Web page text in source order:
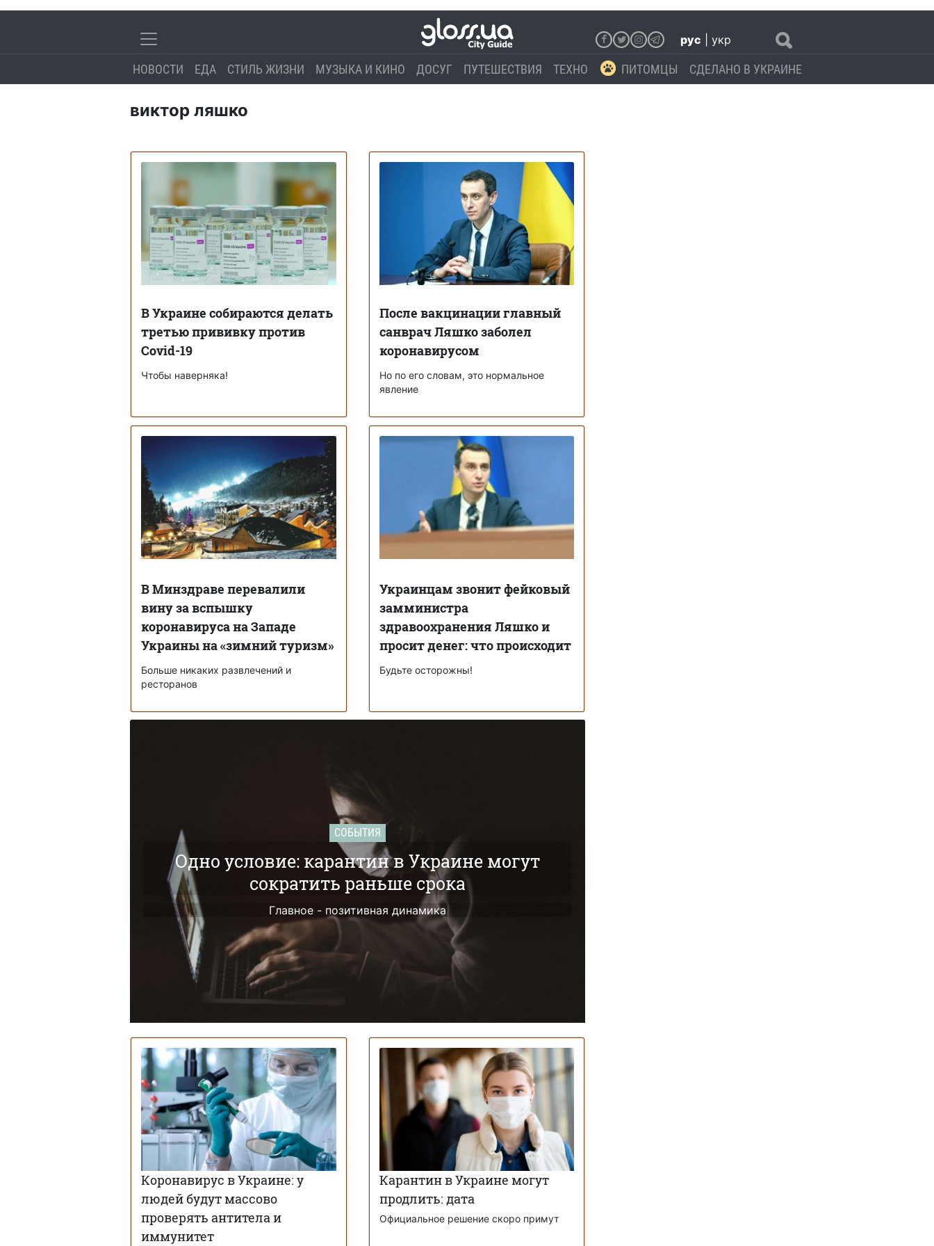
рус укр
НОВОСТИ ЕДА СТИЛЬ ЖИЗНИ МУЗЫКА И КИНО ДОСУГ ПУТЕШЕСТВИЯ ТЕХНО ПИТОМЦЫ СДЕЛАНО В УКРАИНЕ
виктор ляшко
В Украине собираются делать
третью прививку против
Covid-19
Чтобы наверняка!
После вакцинации главный
санврач Ляшко заболел
коронавирусом
Но по его словам, это нормальное
явление
В Минздраве перевалили
вину за вспышку
коронавируса на Западе
Украины на «зимний туризм»
Больше никаких развлечений и
ресторанов
Украинцам звонит фейковый
замминистра
здравоохранения Ляшко и
просит денег: что происходит
Будьте осторожны!
СОБЫТИЯ
Одно условие: карантин в Украине могут
сократить раньше срока
Главное - позитивная динамика
Коронавирус в Украине: у
людей будут массово
проверять антитела и
иммунитет
Карантин в Украине могут
продлить: дата
Официальное решение скоро примут